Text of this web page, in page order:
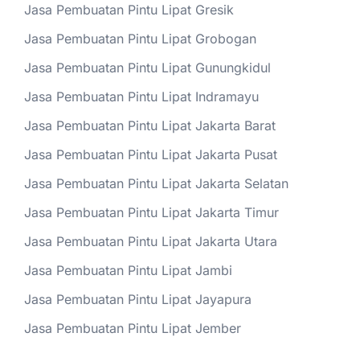
Jasa Pembuatan Pintu Lipat Gresik
Jasa Pembuatan Pintu Lipat Grobogan
Jasa Pembuatan Pintu Lipat Gunungkidul
Jasa Pembuatan Pintu Lipat Indramayu
Jasa Pembuatan Pintu Lipat Jakarta Barat
Jasa Pembuatan Pintu Lipat Jakarta Pusat
Jasa Pembuatan Pintu Lipat Jakarta Selatan
Jasa Pembuatan Pintu Lipat Jakarta Timur
Jasa Pembuatan Pintu Lipat Jakarta Utara
Jasa Pembuatan Pintu Lipat Jambi
Jasa Pembuatan Pintu Lipat Jayapura
Jasa Pembuatan Pintu Lipat Jember